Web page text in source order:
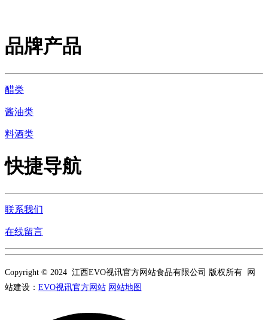
品牌产品
醋类
酱油类
料酒类
快捷导航
联系我们
在线留言
Copyright © 2024 江西EVO视讯官方网站食品有限公司 版权所有 网
站建设： EVO视讯官方网站 网站地图